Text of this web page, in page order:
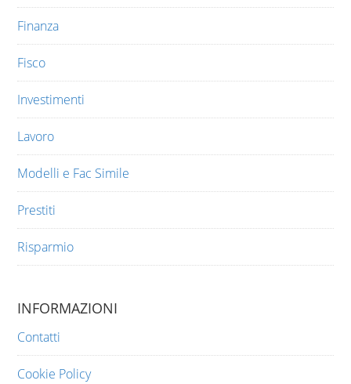
Finanza
Fisco
Investimenti
Lavoro
Modelli e Fac Simile
Prestiti
Risparmio
INFORMAZIONI
Contatti
Cookie Policy